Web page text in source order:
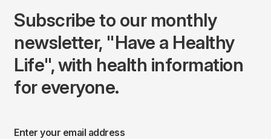
Subscribe to our monthly
newsletter, "Have a Healthy
Life", with health information
for everyone.
Enter your email address